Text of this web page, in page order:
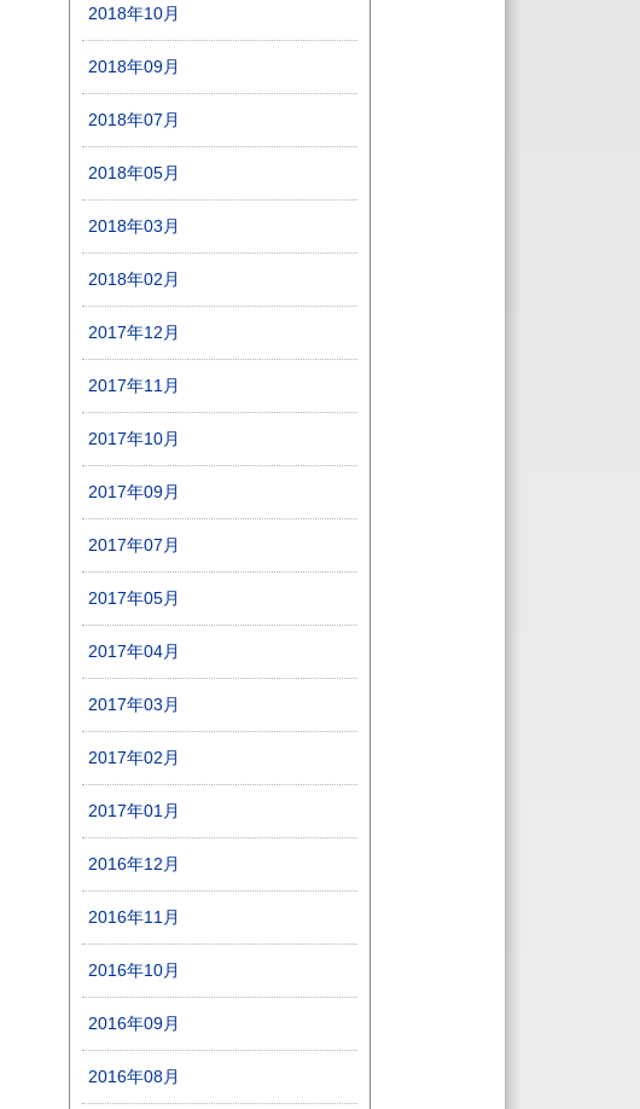
2018年10月
2018年09月
2018年07月
2018年05月
2018年03月
2018年02月
2017年12月
2017年11月
2017年10月
2017年09月
2017年07月
2017年05月
2017年04月
2017年03月
2017年02月
2017年01月
2016年12月
2016年11月
2016年10月
2016年09月
2016年08月